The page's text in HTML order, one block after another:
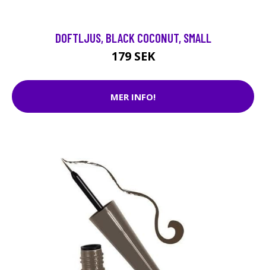
DOFTLJUS, BLACK COCONUT, SMALL
179 SEK
MER INFO!